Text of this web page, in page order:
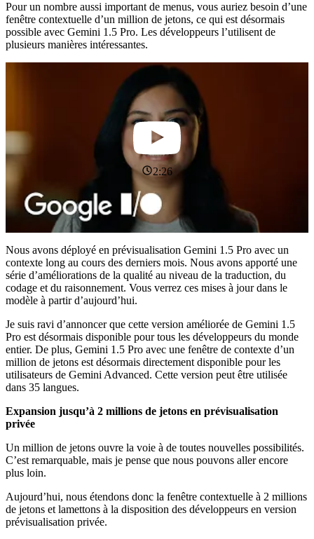
Pour un nombre aussi important de menus, vous auriez besoin d’une
fenêtre contextuelle d’un million de jetons, ce qui est désormais
possible avec Gemini 1.5 Pro. Les développeurs l’utilisent de
plusieurs manières intéressantes.
2:26
Nous avons déployé en prévisualisation Gemini 1.5 Pro avec un
contexte long au cours des derniers mois. Nous avons apporté une
série d’améliorations de la qualité au niveau de la traduction, du
codage et du raisonnement. Vous verrez ces mises à jour dans le
modèle à partir d’aujourd’hui.
Je suis ravi d’annoncer que cette version améliorée de Gemini 1.5
Pro est désormais disponible pour tous les développeurs du monde
entier. De plus, Gemini 1.5 Pro avec une fenêtre de contexte d’un
million de jetons est désormais directement disponible pour les
utilisateurs de Gemini Advanced. Cette version peut être utilisée
dans 35 langues.
Expansion jusqu’à 2 millions de jetons en prévisualisation
privée
Un million de jetons ouvre la voie à de toutes nouvelles possibilités.
C’est remarquable, mais je pense que nous pouvons aller encore
plus loin.
Aujourd’hui, nous étendons donc la fenêtre contextuelle à 2 millions
de jetons et lamettons à la disposition des développeurs en version
prévisualisation privée.